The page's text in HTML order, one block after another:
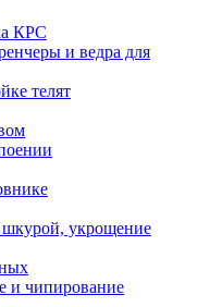
КРС
и ведра для
телят
шкурой, укрощение
и чипирование